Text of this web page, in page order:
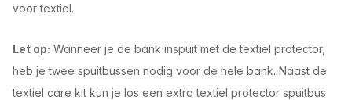
voor textiel.
Let op: Wanneer je de bank inspuit met de textiel protector,
heb je twee spuitbussen nodig voor de hele bank. Naast de
textiel care kit kun je los een extra textiel protector spuitbus